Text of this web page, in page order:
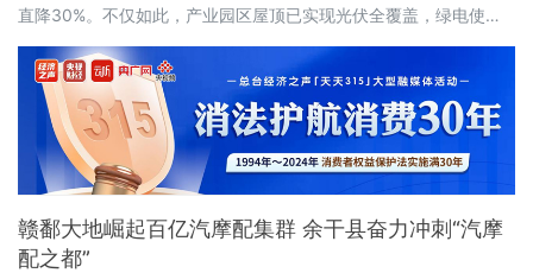
直降30%。不仅如此，产业园区屋顶已实现光伏全覆盖，绿电使用
着100%清洁供能的目标迈进。
赣鄱大地崛起百亿汽摩配集群 余干县奋力冲刺“汽摩
配之都”